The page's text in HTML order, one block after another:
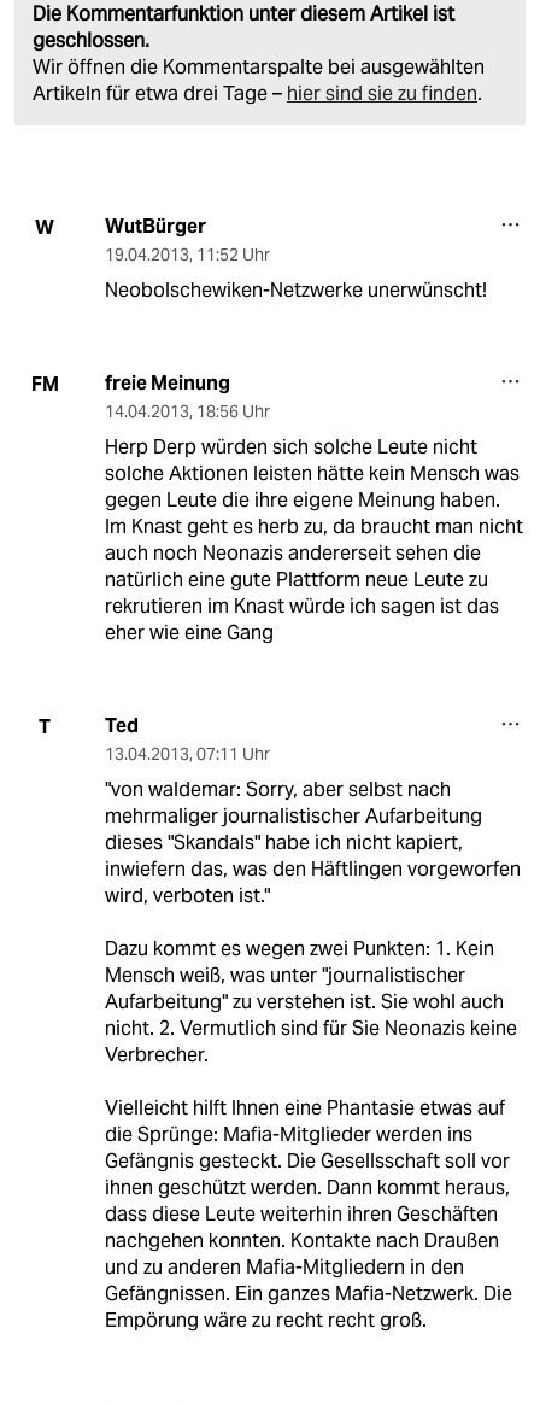
Die Kommentarfunktion unter diesem Artikel ist
geschlossen.
Wir öffnen die Kommentarspalte bei ausgewählten
Artikeln für etwa drei Tage – hier sind sie zu finden.
W WutBürger
19.04.2013, 11:52 Uhr
Neobolschewiken-Netzwerke unerwünscht!
FM freie Meinung
14.04.2013, 18:56 Uhr
Herp Derp würden sich solche Leute nicht
solche Aktionen leisten hätte kein Mensch was
gegen Leute die ihre eigene Meinung haben.
Im Knast geht es herb zu, da braucht man nicht
auch noch Neonazis andererseit sehen die
natürlich eine gute Plattform neue Leute zu
rekrutieren im Knast würde ich sagen ist das
eher wie eine Gang
T Ted
13.04.2013, 07:11 Uhr
"von waldemar: Sorry, aber selbst nach
mehrmaliger journalistischer Aufarbeitung
dieses "Skandals" habe ich nicht kapiert,
inwiefern das, was den Häftlingen vorgeworfen
wird, verboten ist."
Dazu kommt es wegen zwei Punkten: 1. Kein
Mensch weiß, was unter "journalistischer
Aufarbeitung" zu verstehen ist. Sie wohl auch
nicht. 2. Vermutlich sind für Sie Neonazis keine
Verbrecher.
Vielleicht hilft Ihnen eine Phantasie etwas auf
die Sprünge: Mafia-Mitglieder werden ins
Gefängnis gesteckt. Die Gesellsschaft soll vor
ihnen geschützt werden. Dann kommt heraus,
dass diese Leute weiterhin ihren Geschäften
nachgehen konnten. Kontakte nach Draußen
und zu anderen Mafia-Mitgliedern in den
Gefängnissen. Ein ganzes Mafia-Netzwerk. Die
Empörung wäre zu recht recht groß.